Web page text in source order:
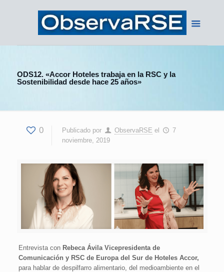
ODS12. «Accor Hoteles trabaja en la RSC y la
Sostenibilidad desde hace 25 años»
0 Publicado por ObservaRSE el
7
noviembre, 2019
Entrevista con Rebeca Ávila Vicepresidenta de
Comunicación y RSC de Europa del Sur de Hoteles Accor,
para hablar de despilfarro alimentario, del medioambiente en el